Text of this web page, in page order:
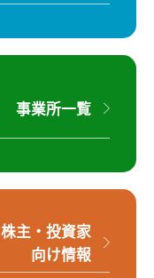
事業所一覧
株主・投資家
向け情報